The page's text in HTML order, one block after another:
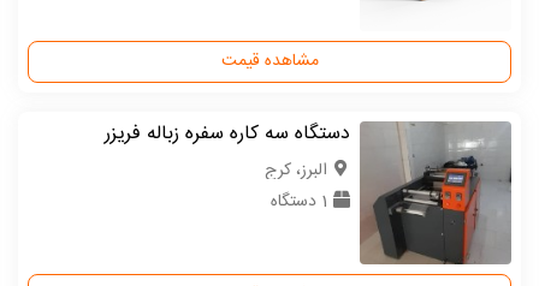
مشاهده قیمت
دستگاه سه کاره سفره زباله فریزر
البرز، کرج
1 دستگاه